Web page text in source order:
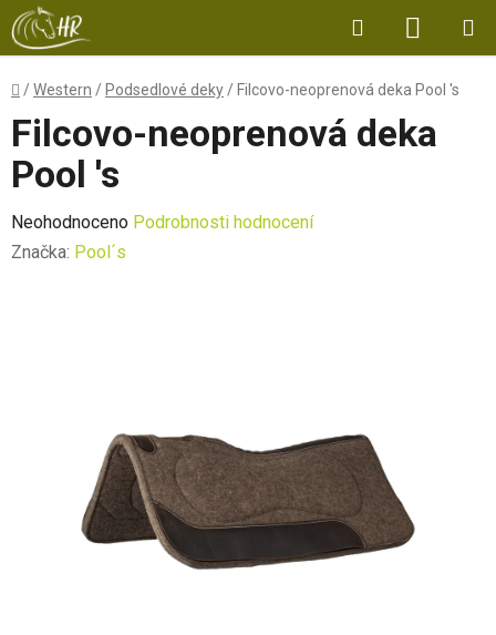
Přejít
na
obsah
Hledat
KOŠÍK
Domů
/Western / Podsedlové deky / Filcovo-neoprenová deka Pool 's
Filcovo-neoprenová deka
Pool 's
Průměrné
hodnocení
Neohodnoceno Podrobnosti hodnocení
Značka: Pool´s